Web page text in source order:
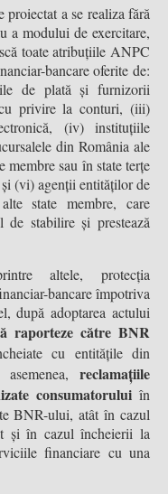
proiectat a se realiza fără
a modului de exercitare,
toate atribuțiile ANPC
bancare oferite de:
de plată și furnizorii
privire la conturi, (iii)
(iv) instituțiile
din România ale
membre sau în state terțe
(vi) agenții entităților de
state membre, care
de stabilire și prestează
altele, protecția
bancare împotriva
după adoptarea actului
raporteze către BNR
cu entitățile din
reclamațiile
consumatorului în
BNR-ului, atât în cazul
și în cazul încheierii la
financiare cu una